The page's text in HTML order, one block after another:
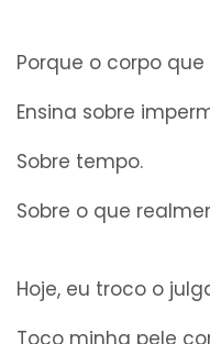
Porque o corpo
Ensina sobre
Sobre tempo.
Sobre o que
Hoje, eu troco o
Toco minha pele